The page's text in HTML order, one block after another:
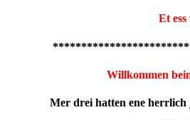
Et
Willkommen
Mer drei hatten ene herrlich